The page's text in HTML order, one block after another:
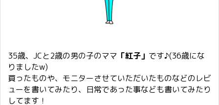
35歳、JCと2歳の男の子のママ 「紅子」 です♪(36歳にな
りましたw)
買ったものや、モニターさせていただいたものなどのレビ
ューを書いてみたり、日常であった事なども書いてみたり
してます！